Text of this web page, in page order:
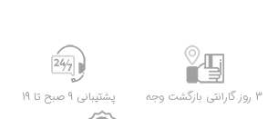
3 روز گارانتی بازگشت وجه پشتیبانی 9 صبح تا 19